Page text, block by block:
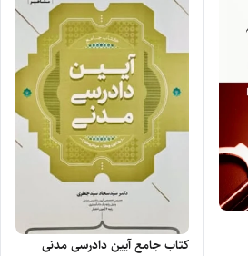
کتاب جامع آیین دادرسی مدنی